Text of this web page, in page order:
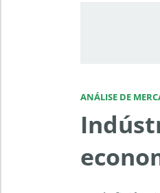
ANÁLISE DE